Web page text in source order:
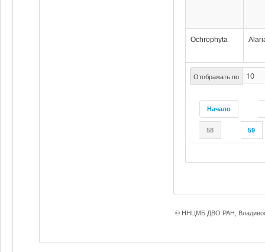
Отображать по
Начало
58 59
Ochrophyta
© ННЦМБ ДВО РАН,